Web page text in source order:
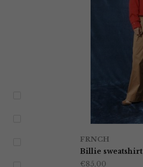
FRNCH
Billie sweatshirt
€85,00